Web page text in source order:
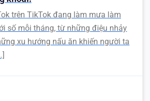
trên TikTok đang làm mưa làm
số mỗi tháng, từ những điệu nhảy
xu hướng nấu ăn khiến người ta